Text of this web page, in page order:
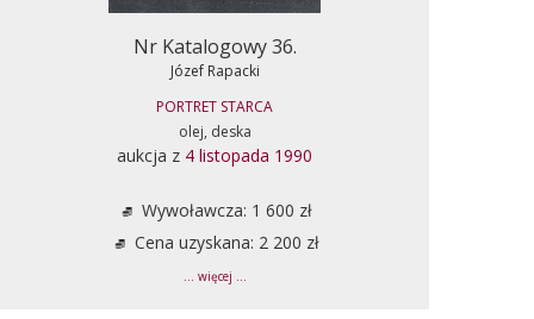
Nr Katalogowy 36.
Józef Rapacki
PORTRET STARCA
olej, deska
aukcja z 4 listopada 1990
Wywoławcza: 1 600 zł
Cena uzyskana: 2 200 zł
... więcej ...